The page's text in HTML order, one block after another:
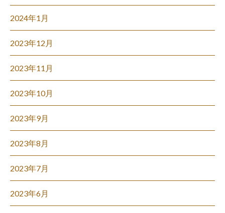
2024年1月
2023年12月
2023年11月
2023年10月
2023年9月
2023年8月
2023年7月
2023年6月